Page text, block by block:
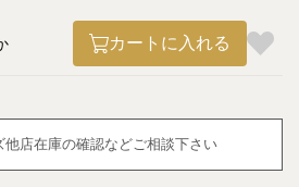
カートに入れる
他店在庫の確認などご相談下さい